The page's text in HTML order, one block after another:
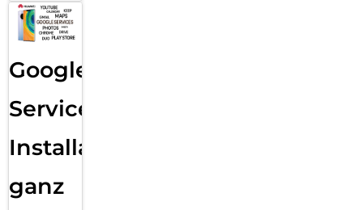
Google
Services
Installation
ganz